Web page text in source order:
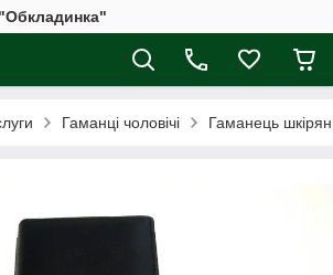
"Обкладинка"
Гаманці чоловічі Гаманець